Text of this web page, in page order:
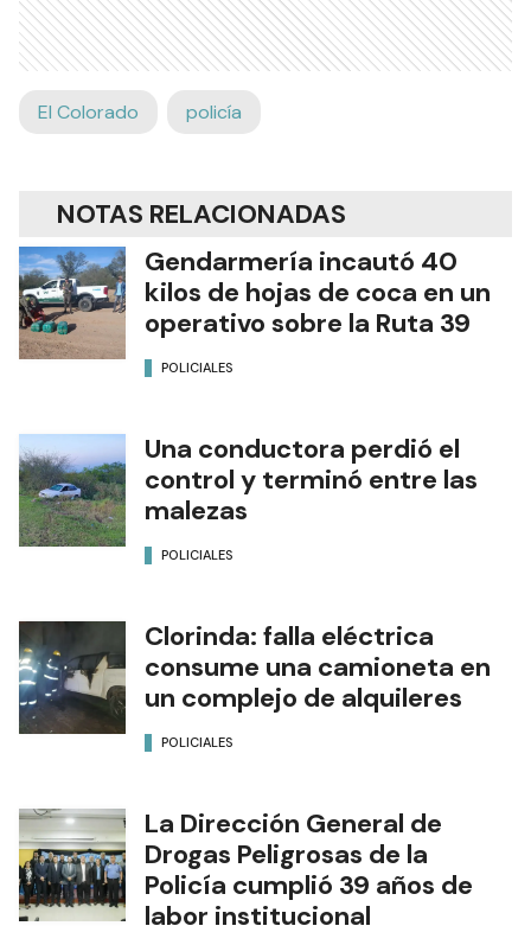
El Colorado policía
NOTAS RELACIONADAS
Gendarmería incautó 40
kilos de hojas de coca en un
operativo sobre la Ruta 39
POLICIALES
Una conductora perdió el
control y terminó entre las
malezas
POLICIALES
Clorinda: falla eléctrica
consume una camioneta en
un complejo de alquileres
POLICIALES
La Dirección General de
Drogas Peligrosas de la
Policía cumplió 39 años de
labor institucional